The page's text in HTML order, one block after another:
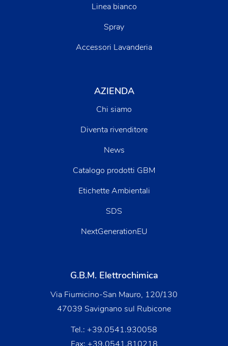
Linea bianco
Spray
Accessori Lavanderia
AZIENDA
Chi siamo
Diventa rivenditore
News
Catalogo prodotti GBM
Etichette Ambientali
SDS
NextGenerationEU
G.B.M. Elettrochimica
Via Fiumicino-San Mauro, 120/130
47039 Savignano sul Rubicone
Tel.: +39.0541.930058